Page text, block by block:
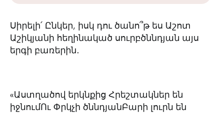
Սիրելի՛ Ընկեր, իսկ դու ծանո՞թ ես Աշոտ
Աշիկյանի հեղինակած սուրբծննդյան այս
երգի բառերին․
«Աստղածով երկնքից Հրեշտակներ են
իջնումՈւ Փրկչի ծննդյանԲարի լուրն են